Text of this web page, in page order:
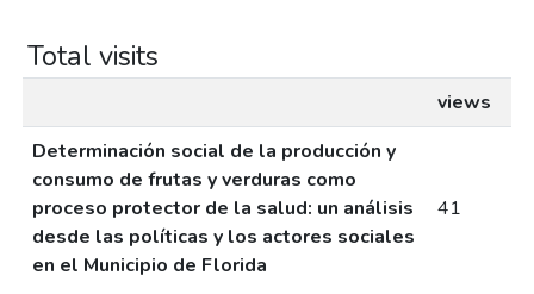
Total visits
views
Determinación social de la producción y
consumo de frutas y verduras como
proceso protector de la salud: un análisis
desde las políticas y los actores sociales
en el Municipio de Florida
41